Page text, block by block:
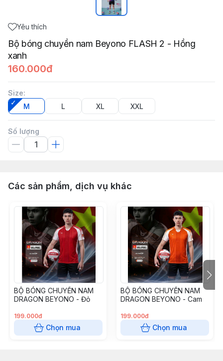
Yêu thích
Bộ bóng chuyền nam Beyono FLASH 2 - Hồng
xanh
160.000đ
Size:
M
L XL XXL
Số lượng
Các sản phẩm, dịch vụ khác
BỘ BÓNG CHUYỀN NAM
DRAGON BEYONO - Đỏ
199.000đ
Chọn mua
BỘ BÓNG CHUYỀN NAM
DRAGON BEYONO - Cam
199.000đ
Chọn mua